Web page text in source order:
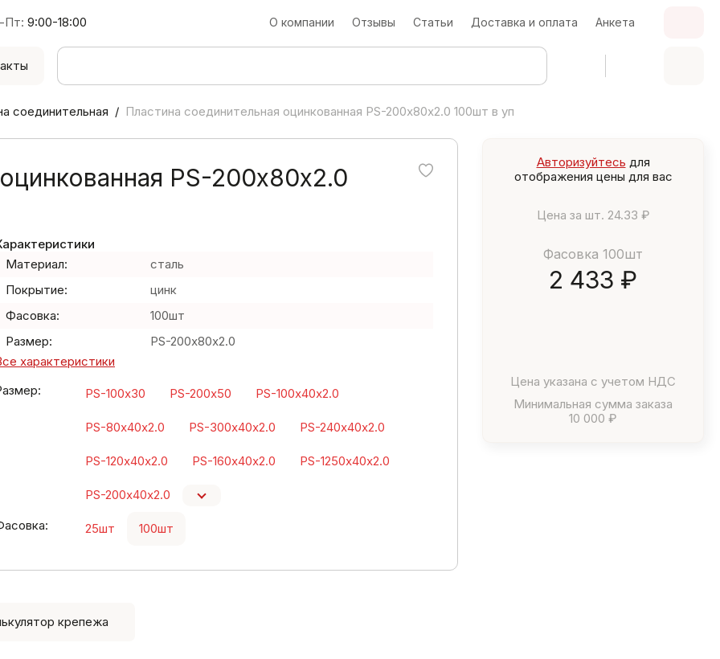
Пт: 9:00-18:00 О компании Отзывы Статьи Доставка и оплата Анкета
соединительная Пластина соединительная оцинкованная PS-200х80х2.0 100шт в уп
PS-200х80х2.0
Материал:
сталь
Покрытие:
цинк
Фасовка:
100шт
Размер:
PS-200х80х2.0
характеристики
PS-100х30 PS-200х50 PS-100х40х2.0
PS-80х40х2.0 PS-300х40х2.0 PS-240х40х2.0
PS-120х40х2.0 PS-160х40х2.0 PS-1250х40х2.0
PS-200х40х2.0
25шт 100шт
крепежа
Авторизуйтесь для
отображения цены для вас
Цена за шт. 24.33 ₽
Фасовка 100шт
2 433 ₽
Цена указана с учетом НДС
Минимальная сумма заказа
10 000 ₽